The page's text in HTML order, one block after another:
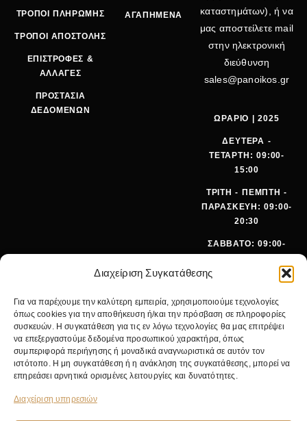
Διαχείριση Συγκατάθεσης
Για να παρέχουμε την καλύτερη εμπειρία, χρησιμοποιούμε τεχνολογίες
όπως cookies για την αποθήκευση ή/και την πρόσβαση σε πληροφορίες
συσκευών. Η συγκατάθεση για τις εν λόγω τεχνολογίες θα μας επιτρέψει
να επεξεργαστούμε δεδομένα προσωπικού χαρακτήρα, όπως
συμπεριφορά περιήγησης ή μοναδικά αναγνωριστικά σε αυτόν τον
ιστότοπο. Η μη συγκατάθεση ή η ανάκληση της συγκατάθεσης, μπορεί να
επηρεάσει αρνητικά ορισμένες λειτουργίες και δυνατότητες.
Διαχείριση υπηρεσιών
ΤΡΟΠΟΙ ΠΛΗΡΩΜΗΣ
ΤΡΟΠΟΙ ΑΠΟΣΤΟΛΗΣ
ΕΠΙΣΤΡΟΦΕΣ &
ΑΛΛΑΓΕΣ
ΠΡΟΣΤΑΣΙΑ
ΔΕΔΟΜΕΝΩΝ
ΑΓΑΠΗΜΕΝΑ
καταστημάτων), ή να
μας αποστείλετε mail
στην ηλεκτρονική
διεύθυνση
sales@panoikos.gr
ΩΡΑΡΙΟ | 2025
ΔΕΥΤΕΡΑ -
ΤΕΤΑΡΤΗ: 09:00-
15:00
ΤΡΙΤΗ - ΠΕΜΠΤΗ -
ΠΑΡΑΣΚΕΥΗ: 09:00-
20:30
ΣΑΒΒΑΤΟ: 09:00-
ΩΝΟ:
642 9062
EMA
IL:
SALES@PANOI
KOS.GR
ΚΕΝΤΡΙΚ
Ο
ΚΑΤΑΣΤΗ
ΝΙΚ.
ΓΚΥΖΗ 24,